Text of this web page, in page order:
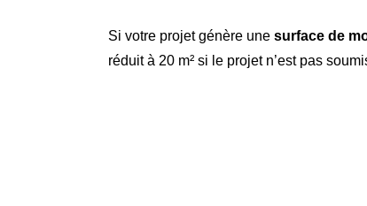
Si votre projet génère une surface de
réduit à 20 m² si le projet n’est pas